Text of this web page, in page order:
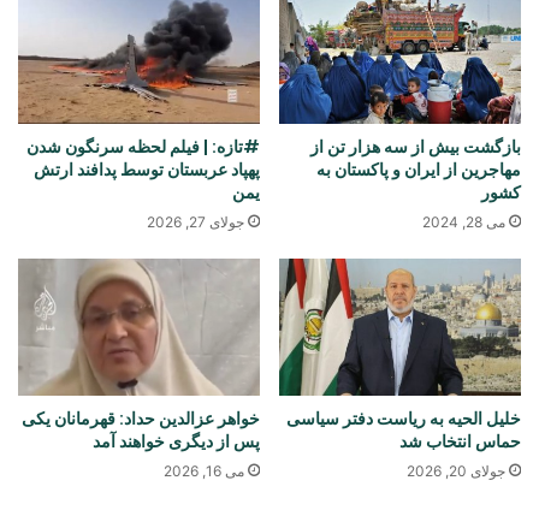
بازگشت بیش از سه هزار تن از
مهاجرین از ایران و پاکستان به
کشور
می 28, 2024
#تازه: | فیلم لحظه سرنگون شدن
پهپاد عربستان توسط پدافند ارتش
یمن
جولای 27, 2026
خلیل الحیه به ریاست دفتر سیاسی
حماس انتخاب شد
جولای 20, 2026
خواهر عزالدین حداد: قهرمانان یکی
پس از دیگری خواهند آمد
می 16, 2026